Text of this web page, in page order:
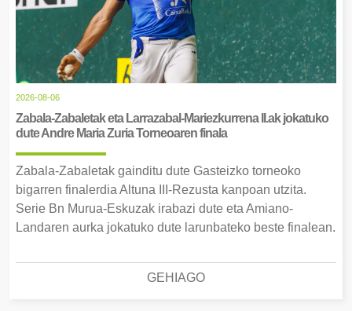
2026-08-06
Zabala-Zabaletak eta Larrazabal-Mariezkurrena II.ak jokatuko
dute Andre Maria Zuria Torneoaren finala
Zabala-Zabaletak gainditu dute Gasteizko torneoko
bigarren finalerdia Altuna III-Rezusta kanpoan utzita.
Serie Bn Murua-Eskuzak irabazi dute eta Amiano-
Landaren aurka jokatuko dute larunbateko beste finalean.
GEHIAGO